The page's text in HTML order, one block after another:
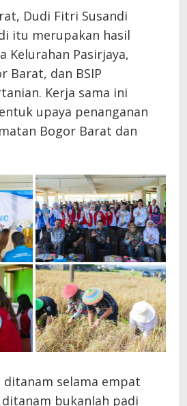
Dudi Fitri Susandi
itu merupakan hasil
Kelurahan Pasirjaya,
Barat, dan BSIP
Kerja sama ini
upaya penanganan
Bogor Barat dan
ditanam selama empat
ditanam bukanlah padi